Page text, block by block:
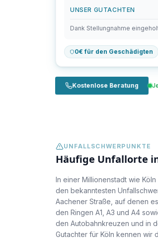
UNSER GUTACHTEN
Dank Stellungnahme
0€ für den Geschädigten
Kostenlose Beratung
UNFALLSCHWERPUNKTE
Häufige Unfallorte
In einer Millionenstadt wie
den bekanntesten
Aachener Straße, auf denen
den Ringen A1, A3 und A4
den Autobahnkreuzen und in
Gutachter für Köln kennen wir